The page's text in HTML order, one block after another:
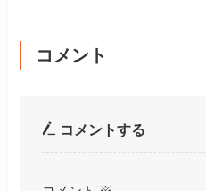
コメント
コメントする